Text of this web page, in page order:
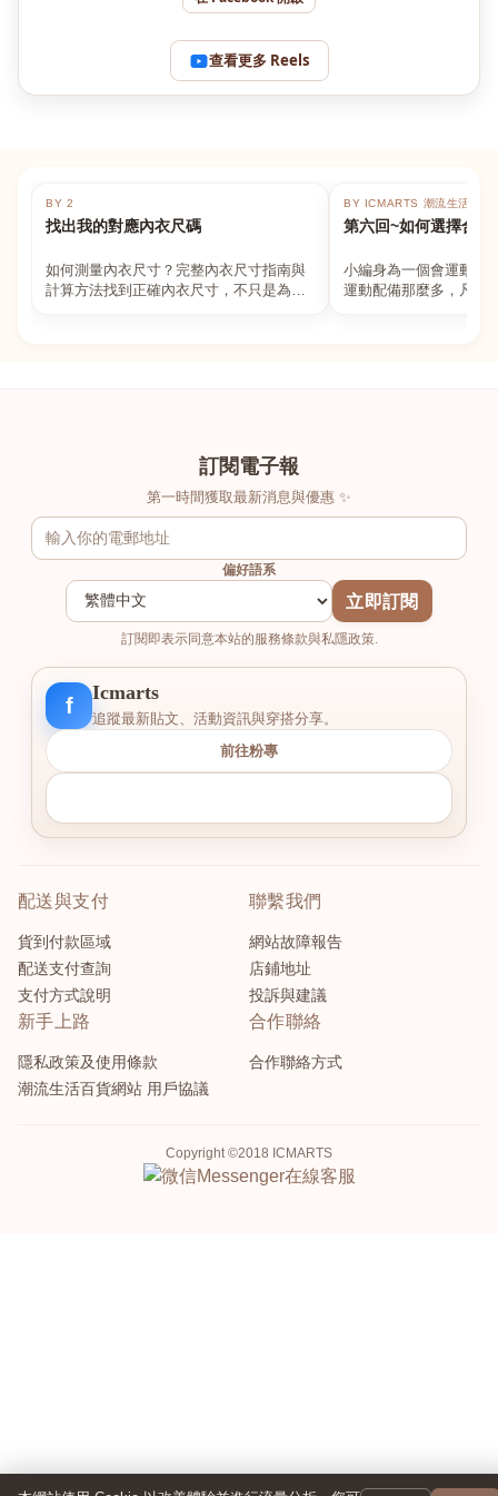
查看更多 Reels
BY 2
找出我的對應內衣尺碼
如何測量內衣尺寸？完整內衣尺寸指南與
計算方法找到正確內衣尺寸，不只是為了
BY ICMARTS 潮流生活百貨
第六回~如何選擇合適
小編身為一個會運動的
運動配備那麼多，凡舉
訂閱電子報
第一時間獲取最新消息與優惠 ✨
偏好語系
立即訂閱
訂閱即表示同意本站的服務條款與私隱政策.
f
Icmarts
追蹤最新貼文、活動資訊與穿搭分享。
前往粉專
配送與支付
貨到付款區域
配送支付查詢
支付方式說明
聯繫我們
網站故障報告
店鋪地址
投訴與建議
新手上路
隱私政策及使用條款
潮流生活百貨網站 用戶協議
合作聯絡
合作聯絡方式
Copyright ©2018 ICMARTS
Messenger在線客服